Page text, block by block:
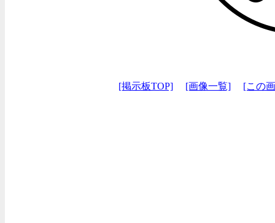
[掲示板TOP] [画像一覧] [この